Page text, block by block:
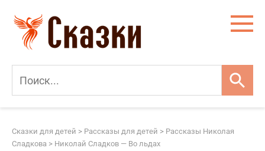
контенту
Сказки для детей > Рассказы для детей > Рассказы Николая
Сладкова > Николай Сладков — Во льдах